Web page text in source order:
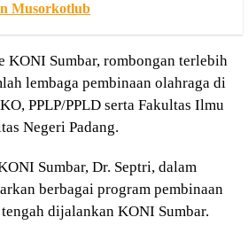
Musorkotlub
KONI Sumbar, rombongan terlebih
lembaga pembinaan olahraga di
PPLP/PPLD serta Fakultas Ilmu
Negeri Padang.
Sumbar, Dr. Septri, dalam
berbagai program pembinaan
dijalankan KONI Sumbar.